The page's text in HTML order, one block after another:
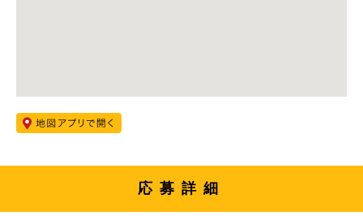
応募詳細